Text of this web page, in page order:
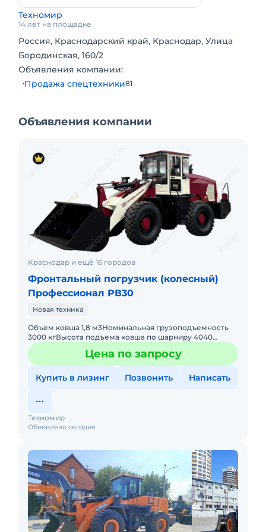
Техномир
14 лет на площадке
Россия, Краснодарский край, Краснодар, Улица
Бородинская, 160/2
Объявления компании:
Продажа спецтехники81
Объявления компании
Краснодар и ещё 16 городов
Фронтальный погрузчик (колесный)
Профессионал РВ30
Новая техника
Объем ковша 1,8 м3Номинальная грузоподъемность
3000 кгВысота подъема ковша по шарниру 4040
ммВысота разгрузки по нижней кромке ковша 3240
мм Эксплуатационная маЦена по запросу
Купить в лизинг Позвонить Написать
Обновлено сегодня
Техномир